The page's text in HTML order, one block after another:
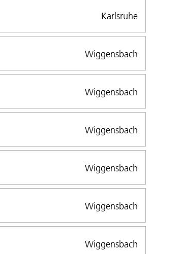
Karlsruhe
Wiggensbach
Wiggensbach
Wiggensbach
Wiggensbach
Wiggensbach
Wiggensbach